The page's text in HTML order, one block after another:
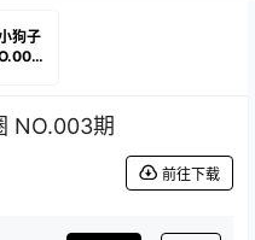
狗子
NO.003期
前往下载